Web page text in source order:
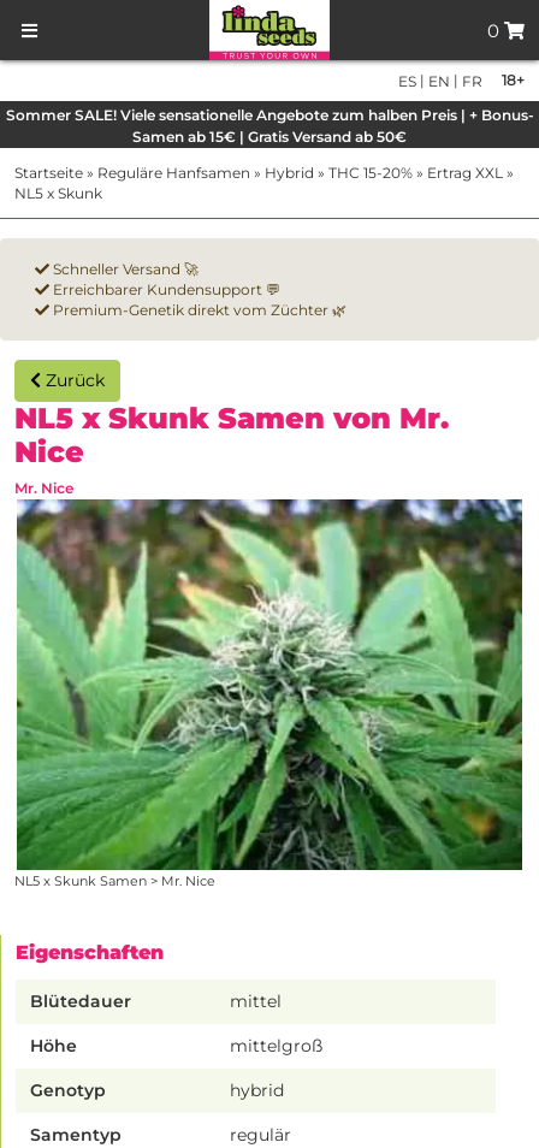
0
18+
ES | EN | FR
Sommer SALE! Viele sensationelle Angebote zum halben Preis | + Bonus-
Samen ab 15€ | Gratis Versand ab 50€
Startseite » Reguläre Hanfsamen » Hybrid » THC 15-20% » Ertrag XXL »
NL5 x Skunk
Schneller Versand 🚀
Erreichbarer Kundensupport 💬
Premium-Genetik direkt vom Züchter 🌿
Zurück
NL5 x Skunk Samen von Mr.
Nice
Mr. Nice
NL5 x Skunk Samen > Mr. Nice
Eigenschaften
Blütedauer mittel
Höhe mittelgroß
Genotyp hybrid
Samentyp regulär